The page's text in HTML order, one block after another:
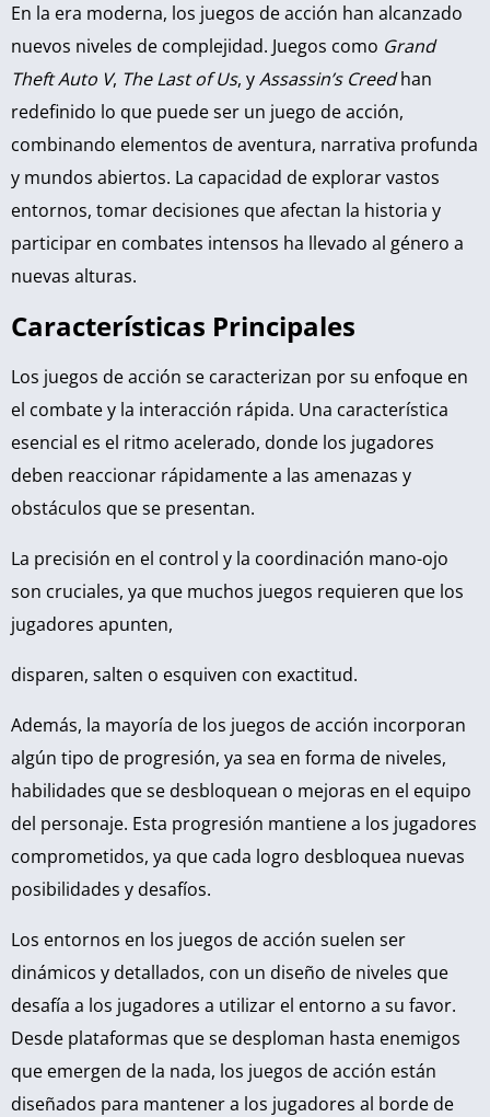
En la era moderna, los juegos de acción han alcanzado
nuevos niveles de complejidad. Juegos como Grand
Theft Auto V, The Last of Us, yAssassin’s Creedhan
redefinido lo que puede ser un juego de acción,
combinando elementos de aventura, narrativa profunda
y mundos abiertos. La capacidad de explorar vastos
entornos, tomar decisiones que afectan la historia y
participar en combates intensos ha llevado al género a
nuevas alturas.
Características Principales
Los juegos de acción se caracterizan por su enfoque en
el combate y la interacción rápida. Una característica
esencial es el ritmo acelerado, donde los jugadores
deben reaccionar rápidamente a las amenazas y
obstáculos que se presentan.
La precisión en el control y la coordinación mano-ojo
son cruciales, ya que muchos juegos requieren que los
jugadores apunten,
disparen, salten o esquiven con exactitud.
Además, la mayoría de los juegos de acción incorporan
algún tipo de progresión, ya sea en forma de niveles,
habilidades que se desbloquean o mejoras en el equipo
del personaje. Esta progresión mantiene a los jugadores
comprometidos, ya que cada logro desbloquea nuevas
posibilidades y desafíos.
Los entornos en los juegos de acción suelen ser
dinámicos y detallados, con un diseño de niveles que
desafía a los jugadores a utilizar el entorno a su favor.
Desde plataformas que se desploman hasta enemigos
que emergen de la nada, los juegos de acción están
diseñados para mantener a los jugadores al borde de